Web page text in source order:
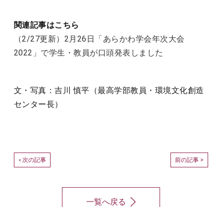
関連記事はこちら
（2/27更新）2月26日「あらかわ学会年次大会
2022」で学生・教員が口頭発表しました
文・写真：吉川 慎平（最高学部教員・環境文化創造
センター長）
< 次の記事 前の記事 >
一覧へ戻る